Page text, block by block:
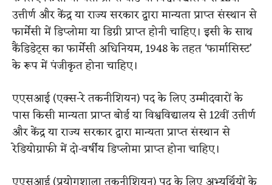
उत्तीर्ण और केंद्र या राज्य सरकार द्वारा मान्यता प्राप्त संस्थान से
फार्मेसी में डिप्लोमा या डिग्री प्राप्त होनी चाहिए। इसी के साथ
कैंडिडेट्स का फार्मेसी अधिनियम, 1948 के तहत ‘फार्मासिस्ट’
के रूप में पंजीकृत होना चाहिए।
एएसआई (एक्स-रे तकनीशियन) पद के लिए उम्मीदवारों के
पास किसी मान्यता प्राप्त बोर्ड या विश्वविद्यालय से 12वीं उत्तीर्ण
और केंद्र या राज्य सरकार द्वारा मान्यता प्राप्त संस्थान से
रेडियोग्राफी में दो-वर्षीय डिप्लोमा प्राप्त होना चाहिए।